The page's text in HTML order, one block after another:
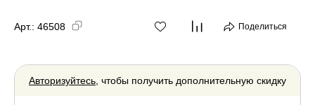
Арт.: 46508 Поделиться
Авторизуйтесь, чтобы получить дополнительную скидку